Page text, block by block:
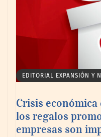
Canarias
internacional
familia y
EDITORIAL EXPANSIÓN Y
Crisis
los regalos
empresas son